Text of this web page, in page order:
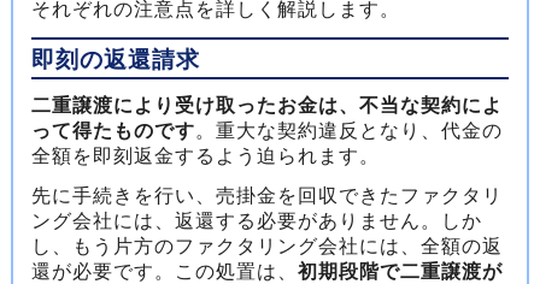
それぞれの注意点を詳しく解説します。
即刻の返還請求
二重譲渡により受け取ったお金は、不当な契約によ
って得たものです。重大な契約違反となり、代金の
全額を即刻返金するよう迫られます。
先に手続きを行い、売掛金を回収できたファクタリ
ング会社には、返還する必要がありません。しか
し、もう片方のファクタリング会社には、全額の返
還が必要です。この処置は、 初期段階で二重譲渡が